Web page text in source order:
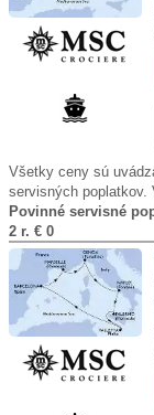
Všetky ceny sú
servisných poplatkov.
Povinné servisné
2 r. € 0